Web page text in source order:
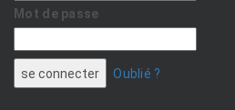
Mot de passe
Oublié ?